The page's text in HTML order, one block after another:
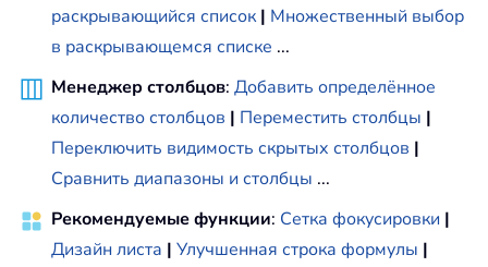
раскрывающийся список | Множественный выбор
в раскрывающемся списке ...
Менеджер столбцов: Добавить определённое
количество столбцов | Переместить столбцы |
Переключить видимость скрытых столбцов |
Сравнить диапазоны и столбцы ...
Рекомендуемые функции: Сетка фокусировки |
Дизайн листа | Улучшенная строка формулы |